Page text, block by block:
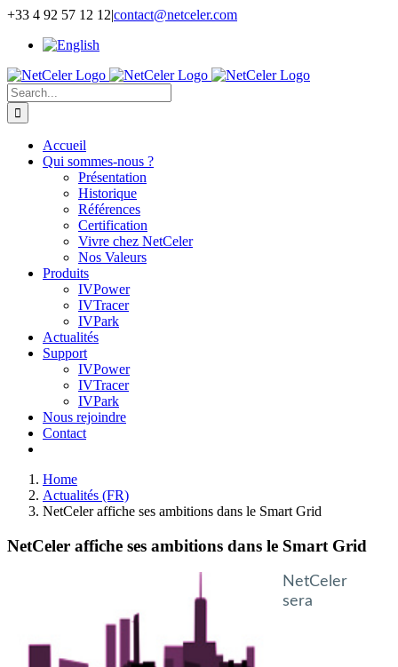
Skip
content
+33 4 92 57 12 12|contact@netceler.com
Search
for:
Accueil
Qui sommes-nous ?
Présentation
Historique
Références
Certification
Vivre chez NetCeler
Nos Valeurs
Produits
IVPower
IVTracer
IVPark
Actualités
Support
IVPower
IVTracer
IVPark
Nous rejoindre
Contact
Home
Actualités (FR)
NetCeler affiche ses ambitions dans le Smart Grid
NetCeler affiche ses ambitions dans le Smart Grid
NetCeler
sera